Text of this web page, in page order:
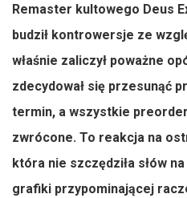
Remaster kultowego Deus
budził kontrowersje ze
właśnie zaliczył poważne
zdecydował się przesunąć
termin, a wszystkie
zwrócone. To reakcja na
która nie szczędziła słów
grafiki przypominającej